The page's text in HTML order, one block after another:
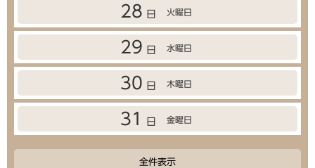
28 日 火曜日
29 日 水曜日
30 日 木曜日
31 日 金曜日
全件表示